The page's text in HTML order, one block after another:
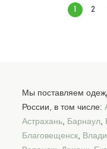
1 2
Мы поставляем
России, в том числе:
Астрахань Барнаул
Благовещенск